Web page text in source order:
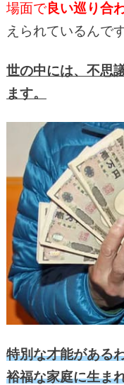
場面で良い巡り合
えられているんです
世の中には、不思
ます。
特別な才能がある
裕福な家庭に生ま